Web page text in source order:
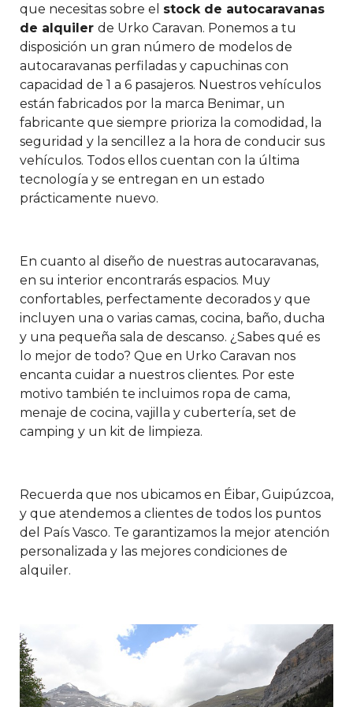
que necesitas sobre el stock de autocaravanas
de alquiler de Urko Caravan. Ponemos a tu
disposición un gran número de modelos de
autocaravanas perfiladas y capuchinas con
capacidad de 1 a 6 pasajeros. Nuestros vehículos
están fabricados por la marca Benimar, un
fabricante que siempre prioriza la comodidad, la
seguridad y la sencillez a la hora de conducir sus
vehículos. Todos ellos cuentan con la última
tecnología y se entregan en un estado
prácticamente nuevo.
En cuanto al diseño de nuestras autocaravanas,
en su interior encontrarás espacios. Muy
confortables, perfectamente decorados y que
incluyen una o varias camas, cocina, baño, ducha
y una pequeña sala de descanso. ¿Sabes qué es
lo mejor de todo? Que en Urko Caravan nos
encanta cuidar a nuestros clientes. Por este
motivo también te incluimos ropa de cama,
menaje de cocina, vajilla y cubertería, set de
camping y un kit de limpieza.
Recuerda que nos ubicamos en Éibar, Guipúzcoa,
y que atendemos a clientes de todos los puntos
del País Vasco. Te garantizamos la mejor atención
personalizada y las mejores condiciones de
alquiler.